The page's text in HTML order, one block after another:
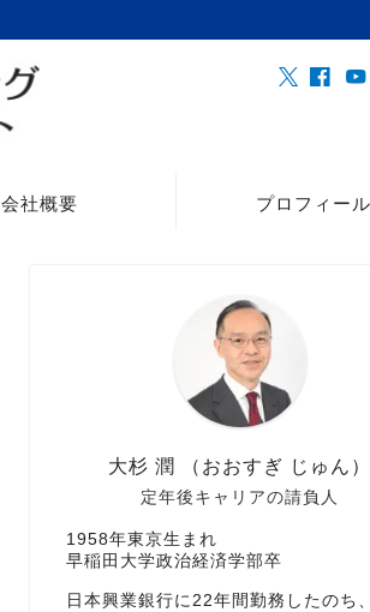
会社概要 プロフィール
定年後キャリアの請負人
大杉 潤 （おおすぎ じゅん）
1958年東京生まれ
早稲田大学政治経済学部卒
日本興業銀行に22年間勤務したのち